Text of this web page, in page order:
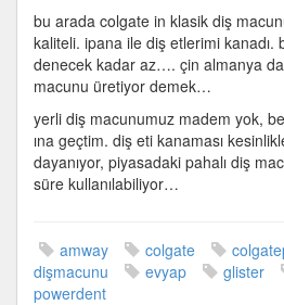
bu arada colgate in klasik diş
kaliteli. ipana ile diş etlerimi kanadı.
denecek kadar az…. çin almanya
macunu üretiyor demek…
yerli diş macunumuz madem yok,
ına geçtim. diş eti kanaması
dayanıyor, piyasadaki pahalı diş
süre kullanılabiliyor…
amway colgate
dişmacunu
evyap glister
powerdent